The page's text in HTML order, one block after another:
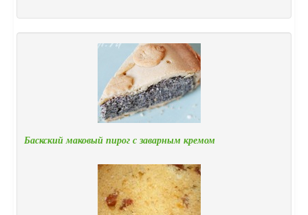
Баскский маковый пирог с заварным кремом